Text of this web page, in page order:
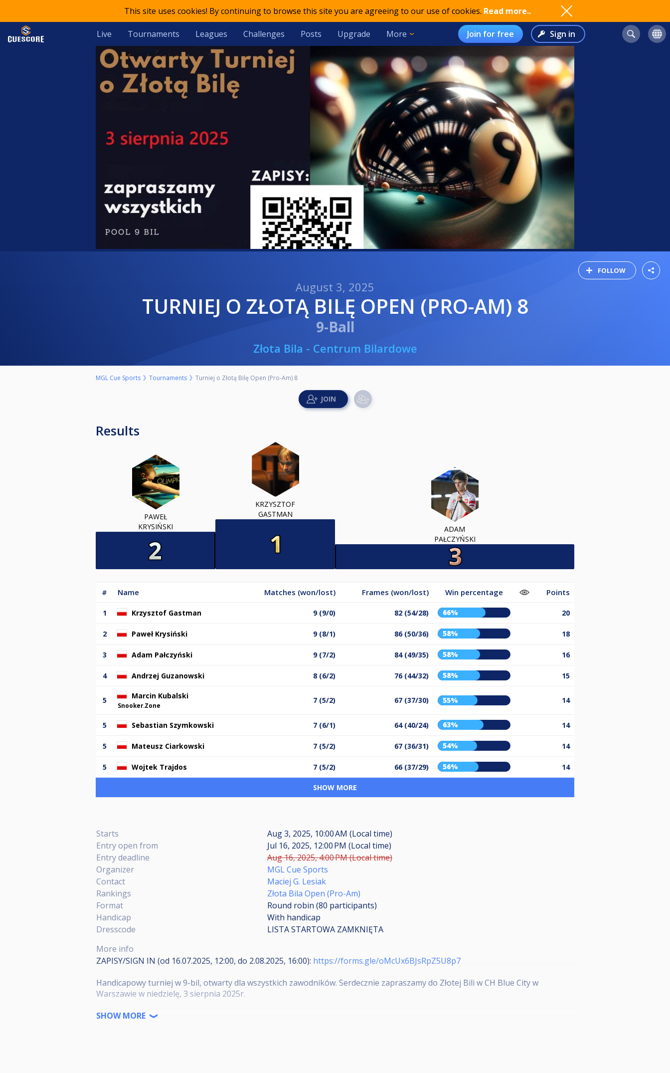
This site uses cookies! By continuing to browse this site you are agreeing to our use of cookies. Read more..
Live Tournaments Leagues Challenges Posts Upgrade More Join for free Sign in
FOLLOW
August 3, 2025
TURNIEJ O ZŁOTĄ BILĘ OPEN (PRO-AM) 8
9-Ball
Złota Bila - Centrum Bilardowe
MGL Cue Sports Tournaments Turniej o Złotą Bilę Open (Pro-Am) 8
Results
PAWEŁ
KRYSIŃSKI
KRZYSZTOF
GASTMAN
ADAM
PAŁCZYŃSKI
# Name Matches (won/lost) Frames (won/lost) Win percentage Points
1 Krzysztof Gastman 9 (9/0) 82 (54/28) 66% 20
2 Paweł Krysiński 9 (8/1) 86 (50/36) 58% 18
3 Adam Pałczyński 9 (7/2) 84 (49/35) 58% 16
4 Andrzej Guzanowski 8 (6/2) 76 (44/32) 58% 15
5 Marcin Kubalski
Snooker.Zone
7 (5/2) 67 (37/30) 55% 14
5 Sebastian Szymkowski 7 (6/1) 64 (40/24) 63% 14
5 Mateusz Ciarkowski 7 (5/2) 67 (36/31) 54% 14
5 Wojtek Trajdos 7 (5/2) 66 (37/29) 56% 14
SHOW MORE
Starts
Aug 3, 2025, 10:00 AM (Local time)
Entry open from
Jul 16, 2025, 12:00 PM (Local time)
Entry deadline
Aug 16, 2025, 4:00 PM (Local time)
Organizer
MGL Cue Sports
Contact
Maciej G. Lesiak
Rankings
Złota Bila Open (Pro-Am)
Format
Round robin (80 participants)
Handicap
With handicap
Dresscode
LISTA STARTOWA ZAMKNIĘTA
More info
ZAPISY/SIGN IN (od 16.07.2025, 12:00, do 2.08.2025, 16:00): https://forms.gle/oMcUx6BJsRpZ5U8p7
Handicapowy turniej w 9-bil, otwarty dla wszystkich zawodników. Serdecznie zapraszamy do Złotej Bili w CH Blue City w
Warszawie w niedzielę, 3 sierpnia 2025r.
Wpisowe: 100 zł
SHOW MORE